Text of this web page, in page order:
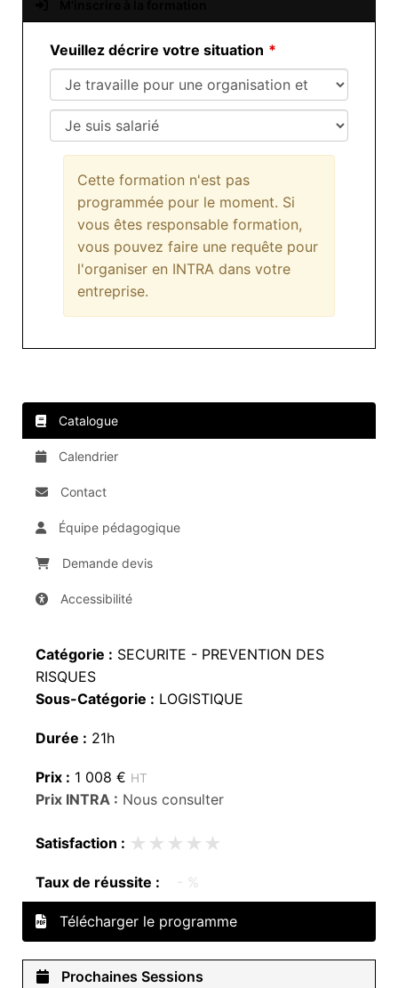
Veuillez décrire votre situation
Cette formation n'est pas
programmée pour le moment. Si
vous êtes responsable formation,
vous pouvez faire une requête pour
l'organiser en INTRA dans votre
entreprise.
Catalogue
Calendrier
Contact
Équipe pédagogique
Demande devis
Accessibilité
Catégorie : SECURITE - PREVENTION DES
RISQUES
Sous-Catégorie : LOGISTIQUE
Durée : 21h
Prix : 1 008 € HT
Prix INTRA : Nous consulter
Satisfaction : ★★★★★
★★★★★
Taux de réussite : - %
Télécharger le programme
Prochaines Sessions